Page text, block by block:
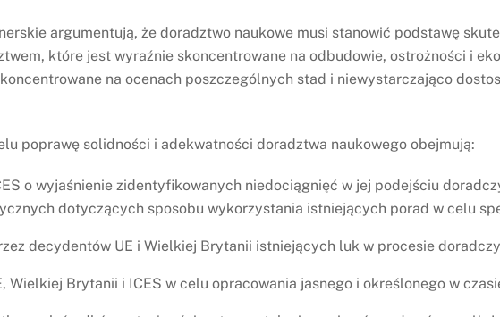
argumentują, że doradztwo naukowe musi stanowić podstawę
które jest wyraźnie skoncentrowane na odbudowie, ostrożności i
na ocenach poszczególnych stad i niewystarczająco
poprawę solidności i adekwatności doradztwa naukowego obejmują:
o wyjaśnienie zidentyfikowanych niedociągnięć w jej podejściu
dotyczących sposobu wykorzystania istniejących porad w celu
decydentów UE i Wielkiej Brytanii istniejących luk w procesie
Wielkiej Brytanii i ICES w celu opracowania jasnego i określonego w